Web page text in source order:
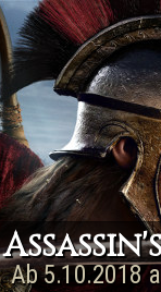
Jetzt